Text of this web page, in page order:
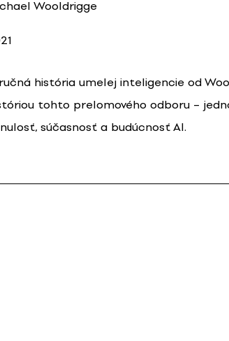
Wooldrigge
história umelej inteligencie od
tohto prelomového odboru –
súčasnosť a budúcnosť AI.